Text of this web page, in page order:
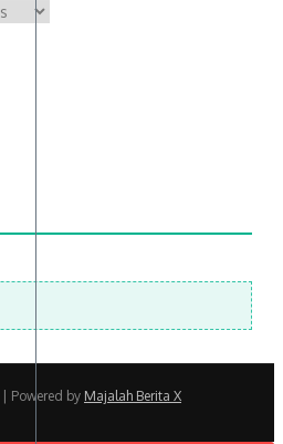
| Powered by Majalah Berita X